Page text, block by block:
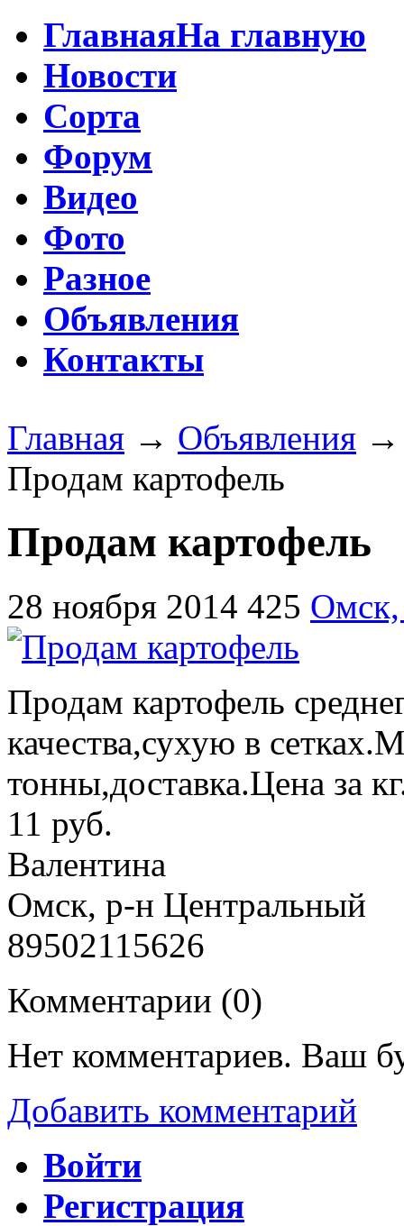
ГлавнаяНа главную
Новости
Сорта
Форум
Видео
Фото
Разное
Объявления
Контакты
Главная → Объявления
Продам картофель
Продам картофель
28 ноября 2014 425
Продам картофель
качества,сухую в
тонны,доставка.Цена за
11 руб.
Валентина
Омск, р-н Центральный
89502115626
Комментарии (0)
Нет комментариев. Ваш
Добавить комментарий
Войти
Регистрация